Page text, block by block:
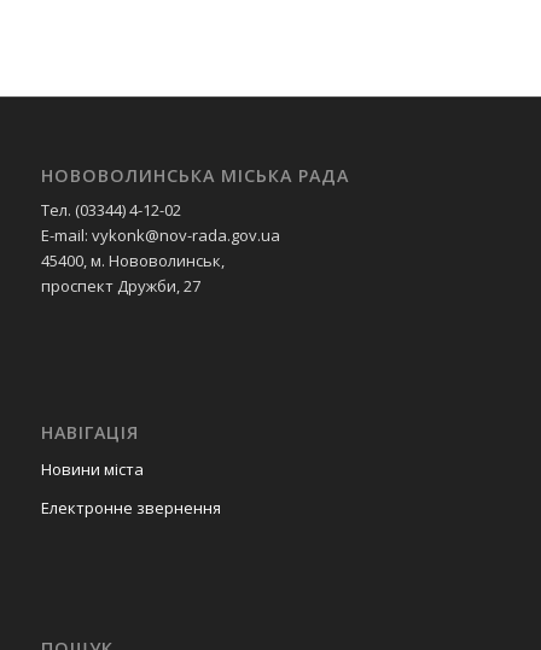
НОВОВОЛИНСЬКА МІСЬКА РАДА
Тел. (03344) 4-12-02
E-mail: vykonk@nov-rada.gov.ua
45400, м. Нововолинськ,
проспект Дружби, 27
НАВІГАЦІЯ
Новини міста
Електронне звернення